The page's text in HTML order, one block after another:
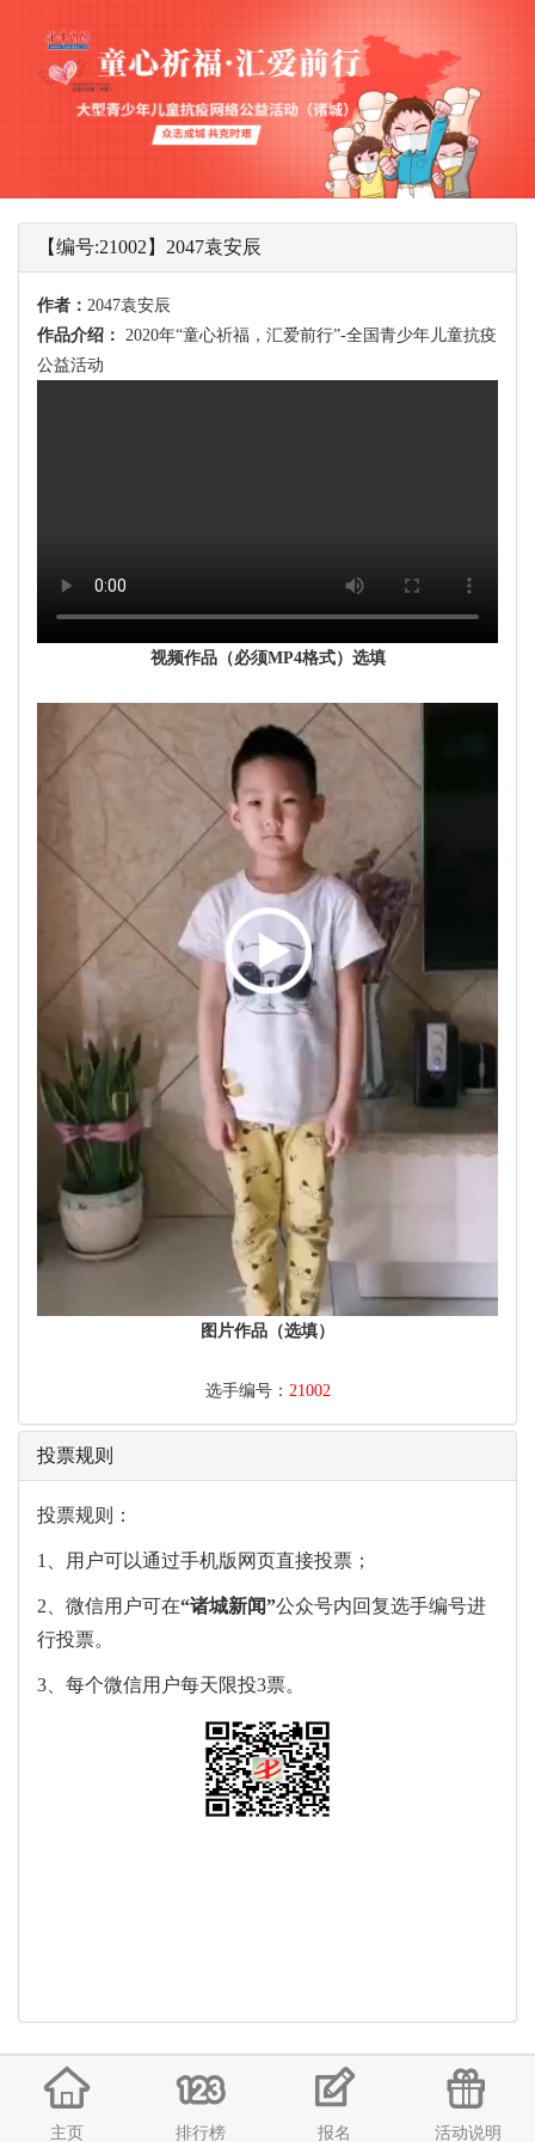
【编号:21002】2047袁安辰
作者： 2047袁安辰
作品介绍：
2020年“童心祈福，汇爱前行”-全国青少年儿童抗疫
公益活动
视频作品（必须MP4格式）选填
图片作品（选填）
选手编号： 21002
投票规则
投票规则：
1、用户可以通过手机版网页直接投票；
2、微信用户可在“诸城新闻”公众号内回复选手编号进
行投票。
3、每个微信用户每天限投3票。
主页 排行榜 报名 活动说明